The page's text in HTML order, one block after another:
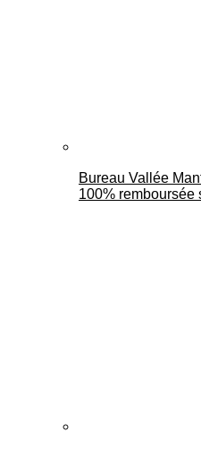
Bureau Vallée
100% remboursée